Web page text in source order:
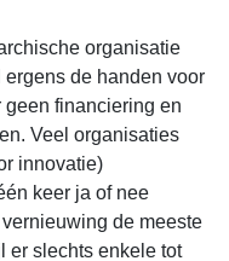
organisatie
de handen voor
financiering en
Veel organisaties
innovatie)
keer ja of nee
de meeste
er slechts enkele tot